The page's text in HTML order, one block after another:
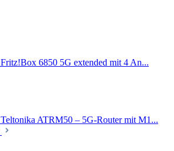
Fritz!Box 6850 5G extended mit 4 An...
Teltonika ATRM50 – 5G-Router mit M1...